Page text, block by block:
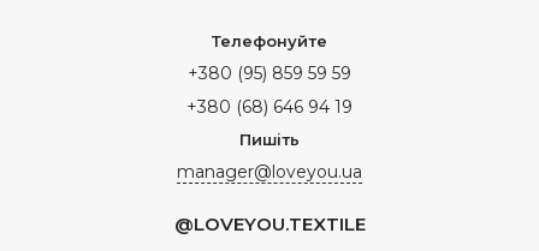
Телефонуйте
+380 (95) 859 59 59
+380 (68) 646 94 19
Пишіть
manager@loveyou.ua
@LOVEYOU.TEXTILE